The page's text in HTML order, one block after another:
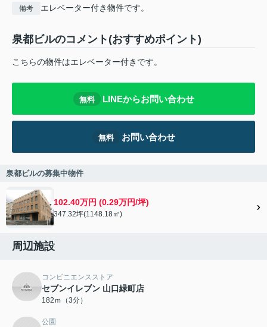
備考 エレベーター付き物件です。
泉都ビルのコメント(おすすめポイント)
こちらの物件はエレベーター付きです。
無料 LINEからお問い合わせ
無料 お問い合わせ
泉都ビルの募集中物件
102.40万円 (0.29万円/坪)
347.32坪(1148.18㎡)
周辺施設
コンビニエンスストア
セブンイレブン 山口緑町店
182ｍ（3分）
公園